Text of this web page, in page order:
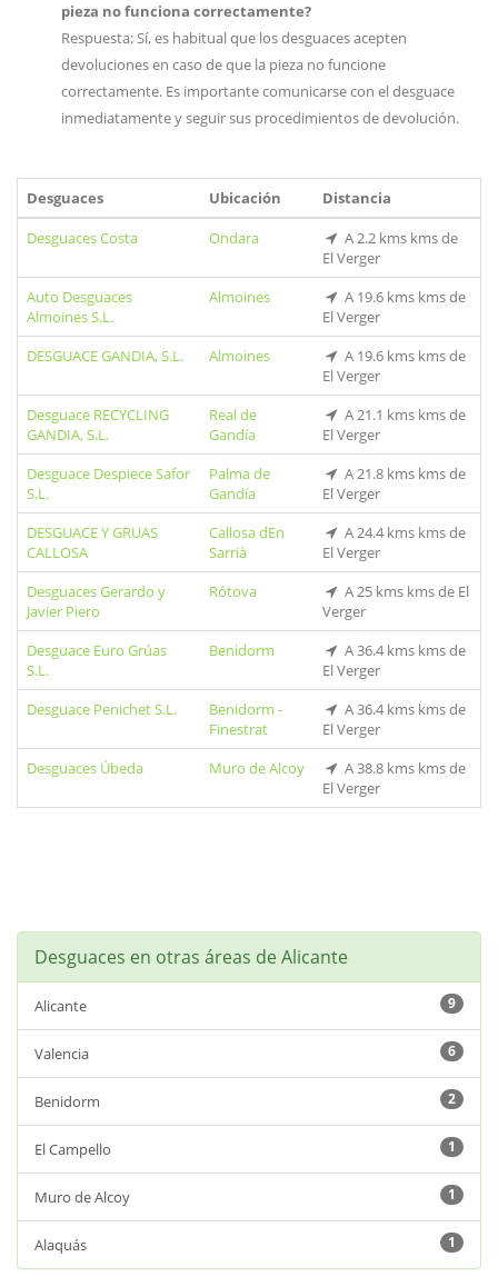
pieza no funciona correctamente?
Respuesta: Sí, es habitual que los desguaces acepten
devoluciones en caso de que la pieza no funcione
correctamente. Es importante comunicarse con el desguace
inmediatamente y seguir sus procedimientos de devolución.
Desguaces Ubicación
Distancia
Desguaces Costa
Ondara
A 2.2 kms kms de
El Verger
Auto Desguaces
Almoines S.L.
Almoines
A 19.6 kms kms de
El Verger
DESGUACE GANDIA, S.L.
Almoines
A 19.6 kms kms de
El Verger
Desguace RECYCLING
GANDIA, S.L.
Real de
Gandía
A 21.1 kms kms de
El Verger
Desguace Despiece Safor
S.L.
Palma de
Gandía
A 21.8 kms kms de
El Verger
DESGUACE Y GRUAS
CALLOSA
Callosa dEn
Sarrià
A 24.4 kms kms de
El Verger
Desguaces Gerardo y
Javier Piero
Rótova
A 25 kms kms de El
Verger
Desguace Euro Grúas
S.L.
Benidorm
A 36.4 kms kms de
El Verger
Desguace Penichet S.L.
Benidorm -
Finestrat
A 36.4 kms kms de
El Verger
Desguaces Úbeda
Muro de Alcoy
A 38.8 kms kms de
El Verger
Desguaces en otras áreas de Alicante
Alicante 9
Valencia 6
Benidorm 2
El Campello 1
Muro de Alcoy 1
Alaquás 1